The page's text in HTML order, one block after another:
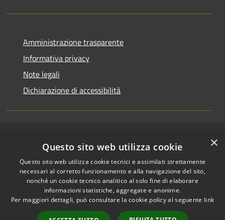
Amministrazione trasparente
Informativa privacy
Note legali
Dichiarazione di accessibilità
Accessibilità
Privacy
Cookie
Mappa del sito
Area riservata
amministratori comunali
Copyright © 2026 • Comune di
Riccione • Powered by
Municipium•Accesso
redazione
×
Questo sito web utilizza cookie
Questo sito web utilizza cookie tecnici e assimilati strettamente
necessari al corretto funzionamento e alla navigazione del sito,
nonché un cookie tecnico analitico al solo fine di elaborare
informazioni statistiche, aggregate e anonime.
Per maggiori dettagli, può consultare la cookie policy al seguente link